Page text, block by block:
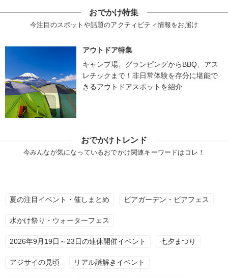
おでかけ特集
今注目のスポットや話題のアクティビティ情報をお届け
アウトドア特集
キャンプ場、グランピングからBBQ、アス
レチックまで！非日常体験を存分に堪能で
きるアウトドアスポットを紹介
おでかけトレンド
今みんなが気になっているおでかけ関連キーワードはコレ！
夏の注目イベント・催しまとめ ビアガーデン・ビアフェス
水かけ祭り・ウォーターフェス
2026年9月19日～23日の連休開催イベント 七夕まつり
アジサイの見頃 リアル謎解きイベント